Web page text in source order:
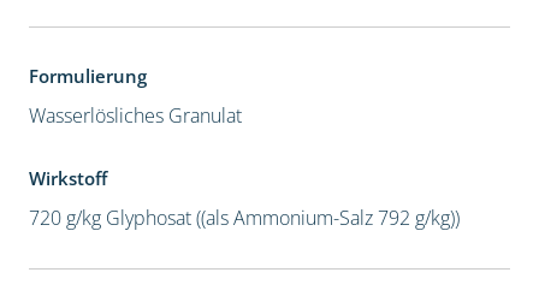
Formulierung
Wasserlösliches Granulat
Wirkstoff
720 g/kg Glyphosat ((als Ammonium-Salz 792 g/kg))